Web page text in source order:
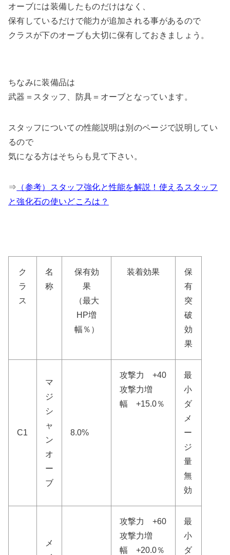
オーブには装備したものだけはなく、
保有しているだけで能力が追加される事があるので
クラスが下のオーブも大切に保有しておきましょう。
ちなみに装備品は
武器＝スタッフ、防具＝オーブとなっています。
スタッフについての性能説明は別のページで説明してい
るので
気になる方はそちらも見て下さい。
⇒ （参考）スタッフ強化と性能を解説！使えるスタッフ
と強化石の使いどころは？
ク
ラ
ス
名
称
保有効
果
（最大
HP増
幅％）
装着効果
保
有
突
破
効
果
C1
マ
ジ
シ
ャ
ン
オ
ー
ブ
8.0%
攻撃力 +40
攻撃力増
幅 +15.0％
最
小
ダ
メ
ー
ジ
量
無
効
メ
攻撃力 +60
攻撃力増
幅 +20.0％
最
小
ダ